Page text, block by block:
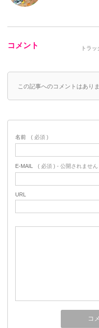
コメント トラ
この記事へのコメントはありま
名前 ( 必須 )
E-MAIL ( 必須 ) - 公開されません
URL